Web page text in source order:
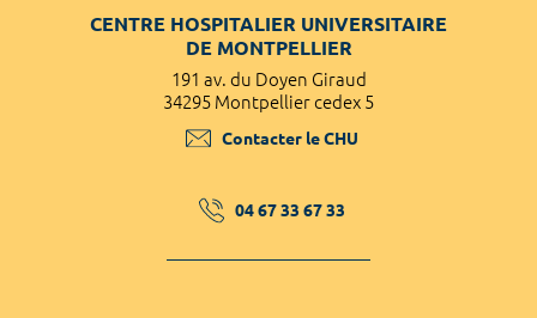
CENTRE HOSPITALIER UNIVERSITAIRE
DE MONTPELLIER
191 av. du Doyen Giraud
34295 Montpellier cedex 5
Contacter le CHU
04 67 33 67 33